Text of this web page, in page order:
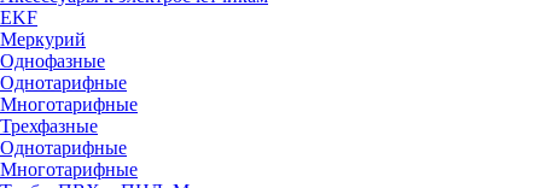
EKF
Меркурий
Однофазные
Однотарифные
Многотарифные
Трехфазные
Однотарифные
Многотарифные